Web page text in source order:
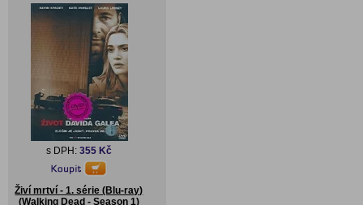
s DPH: 355 Kč
Živí mrtví - 1. série (Blu-ray)
(Walking Dead - Season 1)